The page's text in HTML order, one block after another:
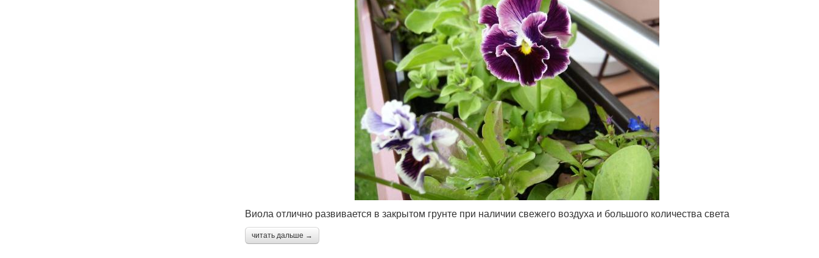
Виола отлично развивается в закрытом грунте при наличии свежего воздуха и большого количества света
читать дальше →